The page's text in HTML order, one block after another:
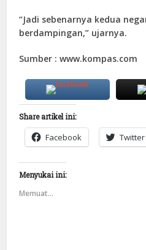
“Jadi sebenarnya kedua
berdampingan,” ujarnya.
Sumber : www.kompas.com
Share artikel ini:
Facebook Twitter
Menyukai ini:
Memuat...